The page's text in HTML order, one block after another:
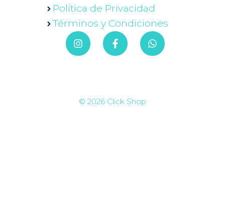
Política de Privacidad
Términos y Condiciones
© 2026 Click Shop